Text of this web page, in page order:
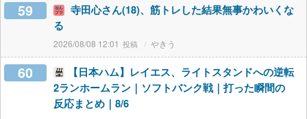
59
寺田心さん(18)、筋トレした結果無事かわいくな
る
2026/08/08 12:01 やきう
60
【日本ハム】レイエス、ライトスタンドへの逆転
2ランホームラン｜ソフトバンク戦｜打った瞬間の
反応まとめ｜8/6